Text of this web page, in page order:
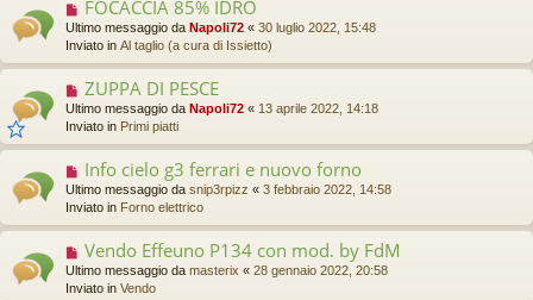
m
e
s
s
a
g
g
o
N
u
o
m
e
s
s
a
g
g
o
FOCACCIA 85% IDRO
Ultimo messaggio da Napoli72 « 30 luglio 2022, 15:48
Inviato in Al taglio (a cura di Issietto)
N
u
o
m
e
s
s
a
g
g
ZUPPA DI PESCE
Ultimo messaggio da Napoli72 « 13 aprile 2022, 14:18
Inviato in Primi piatti
N
u
o
m
e
s
Info cielo g3 ferrari e nuovo forno
Ultimo messaggio da snip3rpizz « 3 febbraio 2022, 14:58
Inviato in Forno elettrico
N
u
o
Vendo Effeuno P134 con mod. by FdM
Ultimo messaggio da masterix « 28 gennaio 2022, 20:58
Inviato in Vendo